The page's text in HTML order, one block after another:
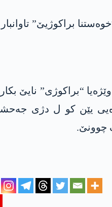
براکوژیێ”
دەرێ وێژەیا “براکوژی” نایێ
یێن کو ل دژی
چوونێ.